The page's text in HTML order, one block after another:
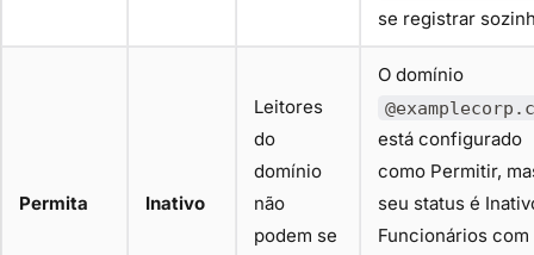
se registrar
Permita Inativo
Leitores
do
domínio
não
podem se
O domínio
está configurado
como Permitir,
seu status é
Funcionários com